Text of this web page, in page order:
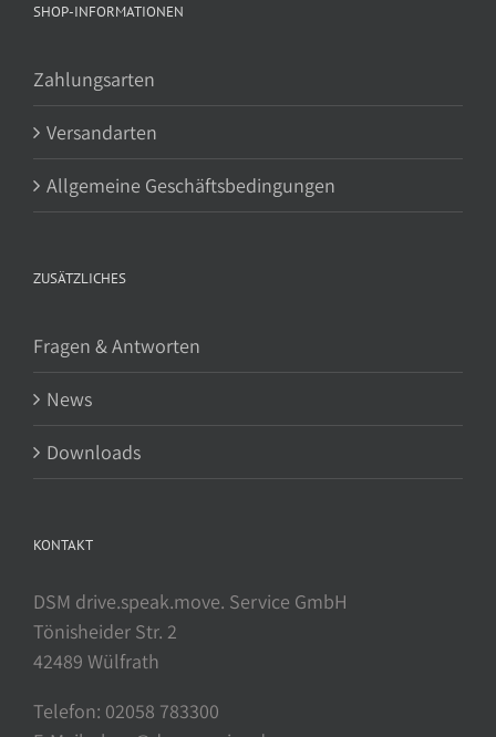
SHOP-INFORMATIONEN
Zahlungsarten
Versandarten
Allgemeine Geschäftsbedingungen
ZUSÄTZLICHES
Fragen & Antworten
News
Downloads
KONTAKT
DSM drive.speak.move. Service GmbH
Tönisheider Str. 2
42489 Wülfrath
Telefon: 02058 783300